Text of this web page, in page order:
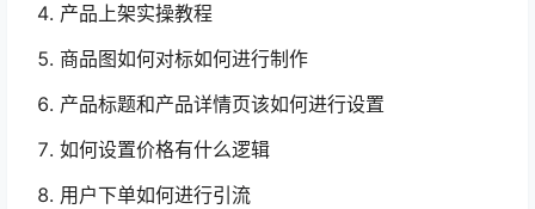
产品上架实操教程
商品图如何对标如何进行制作
产品标题和产品详情页该如何进行设置
如何设置价格有什么逻辑
用户下单如何进行引流